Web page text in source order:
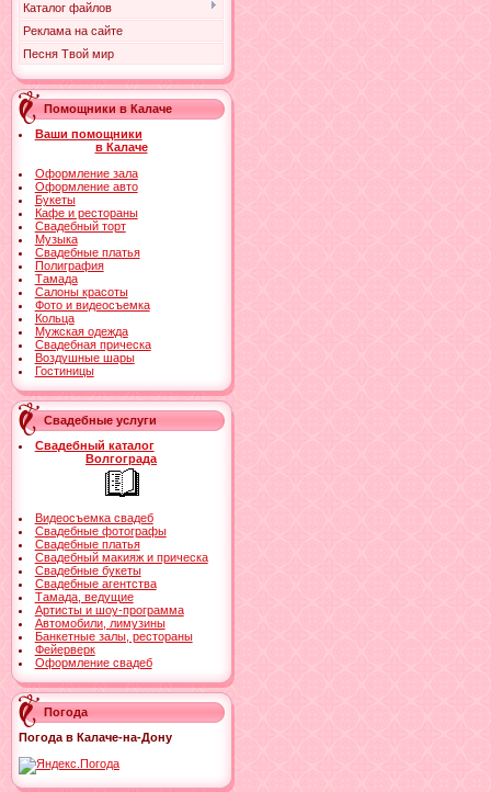
Каталог файлов
Реклама на сайте
Песня Твой мир
Помощники в Калаче
Ваши помощники
в Калаче
Оформление зала
Оформление авто
Букеты
Кафе и рестораны
Свадебный торт
Музыка
Свадебные платья
Полиграфия
Тамада
Салоны красоты
Фото и видеосъемка
Кольца
Мужская одежда
Свадебная прическа
Воздушные шары
Гостиницы
Свадебные услуги
Свадебный каталог
Волгограда
Видеосъемка свадеб
Свадебные фотографы
Свадебные платья
Свадебный макияж и прическа
Свадебные букеты
Свадебные агентства
Тамада, ведущие
Артисты и шоу-программа
Автомобили, лимузины
Банкетные залы, рестораны
Фейерверк
Оформление свадеб
Погода
Погода в Калаче-на-Дону